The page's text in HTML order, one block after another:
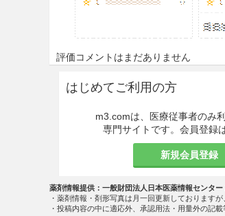
評価コメントはまだありません
はじめてご利用の方
m3.comは、医療従事者のみ
専門サイトです。会員登録
新規会員登録
薬剤情報提供：一般財団法人日本医薬情報センタ
・薬剤情報・剤形写真は月一回更新しております
・投稿内容の中に適応外、承認用法・用量外の記